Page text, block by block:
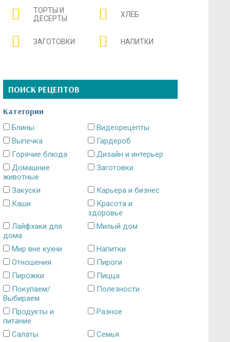
ТОРТЫ И
ДЕСЕРТЫ
ХЛЕБ
ЗАГОТОВКИ НАПИТКИ
ПОИСК РЕЦЕПТОВ
Категории
Блины
Видеорецепты
Выпечка
Гардероб
Горячие блюда
Дизайн и интерьер
Домашние
животные
Заготовки
Закуски
Карьера и бизнес
Каши
Красота и
здоровье
Лайфхаки для
дома
Милый дом
Мир вне кухни
Напитки
Отношения
Пироги
Пирожки
Пицца
Покупаем/
Выбираем
Полезности
Продукты и
питание
Разное
Салаты
Семья